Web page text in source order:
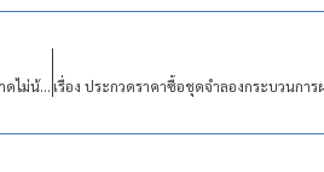
เรื่อง ประกวดราคาซื้อเครื่องคอมพิวเตอร์ สำหรับงานประมวลผล แบบที่ 2 (จอแสดงภาพขนาดไม่น้อยกว่า 19 นิ้ว) จำนวน 36 เครื่อง ด้วยวิธีประกวดราคา อิเล็กทรอนิกส์ (e-bidding)